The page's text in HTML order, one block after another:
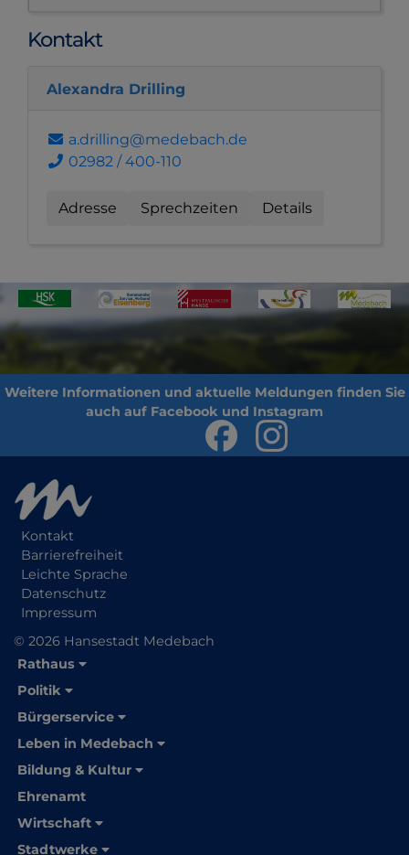
Kontakt
Alexandra Drilling
a.drilling@medebach.de
02982 / 400-110
Adresse Sprechzeiten Details
Kontakt
Barrierefreiheit
Leichte Sprache
Datenschutz
Impressum
© 2026 Hansestadt Medebach
Rathaus
Politik
Bürgerservice
Leben in Medebach
Bildung & Kultur
Ehrenamt
Wirtschaft
Stadtwerke